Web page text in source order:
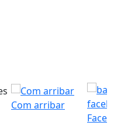
Com arribar